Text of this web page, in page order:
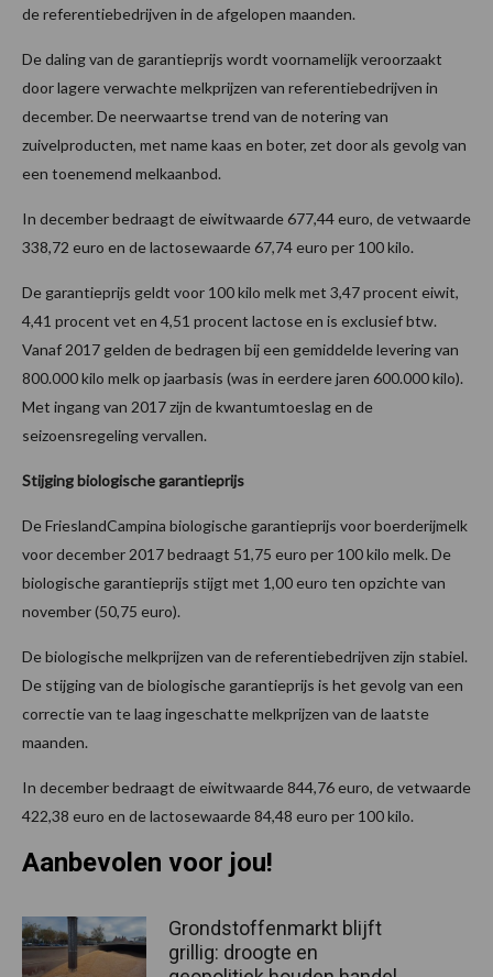
de referentiebedrijven in de afgelopen maanden.
De daling van de garantieprijs wordt voornamelijk veroorzaakt
door lagere verwachte melkprijzen van referentiebedrijven in
december. De neerwaartse trend van de notering van
zuivelproducten, met name kaas en boter, zet door als gevolg van
een toenemend melkaanbod.
In december bedraagt de eiwitwaarde 677,44 euro, de vetwaarde
338,72 euro en de lactosewaarde 67,74 euro per 100 kilo.
De garantieprijs geldt voor 100 kilo melk met 3,47 procent eiwit,
4,41 procent vet en 4,51 procent lactose en is exclusief btw.
Vanaf 2017 gelden de bedragen bij een gemiddelde levering van
800.000 kilo melk op jaarbasis (was in eerdere jaren 600.000 kilo).
Met ingang van 2017 zijn de kwantumtoeslag en de
seizoensregeling vervallen.
Stijging biologische garantieprijs
De FrieslandCampina biologische garantieprijs voor boerderijmelk
voor december 2017 bedraagt 51,75 euro per 100 kilo melk. De
biologische garantieprijs stijgt met 1,00 euro ten opzichte van
november (50,75 euro).
De biologische melkprijzen van de referentiebedrijven zijn stabiel.
De stijging van de biologische garantieprijs is het gevolg van een
correctie van te laag ingeschatte melkprijzen van de laatste
maanden.
In december bedraagt de eiwitwaarde 844,76 euro, de vetwaarde
422,38 euro en de lactosewaarde 84,48 euro per 100 kilo.
Aanbevolen voor jou!
Grondstoffenmarkt blijft
grillig: droogte en